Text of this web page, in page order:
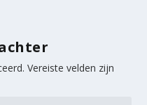
Vereiste velden zijn